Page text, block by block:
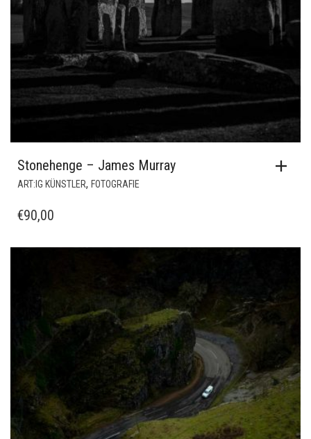
Stonehenge – James Murray
ART:IG KÜNSTLER, FOTOGRAFIE
€90,00